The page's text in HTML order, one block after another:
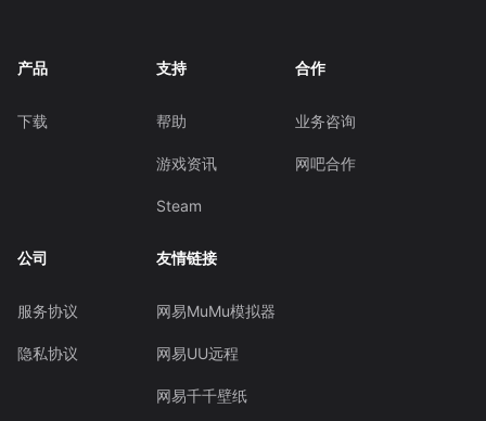
产品
下载
支持
帮助
游戏资讯
Steam
合作
业务咨询
网吧合作
公司
服务协议
隐私协议
友情链接
网易MuMu模拟器
网易UU远程
网易千千壁纸